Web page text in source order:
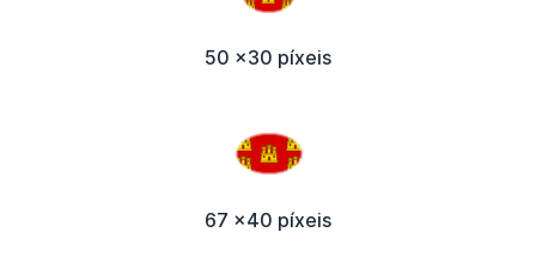
50 x30 píxeis
67 x40 píxeis